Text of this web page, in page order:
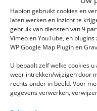
Habion gebruikt cookies en
laten werken en inzicht te
gebruik van diensten van 9
Vimeo en YouTube, en
WP Google Map Plugin en
U bepaalt zelf welke cookies
weer intrekken/wijzigen door
rechts onder in beeld. Voor
gegevens verwerken,